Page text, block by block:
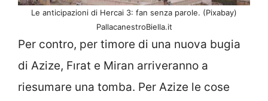
Le anticipazioni di Hercai 3: fan senza parole. (Pixabay)
PallacanestroBiella.it
Per contro, per timore di una nuova bugia
di Azize, Fırat e Miran arriveranno a
riesumare una tomba. Per Azize le cose